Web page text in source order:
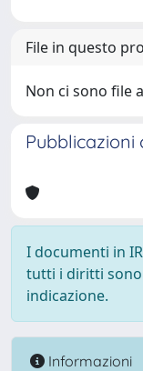
File in questo
Non ci sono file
Pubblicazioni
I documenti in
tutti i diritti sono
indicazione.
Informazioni